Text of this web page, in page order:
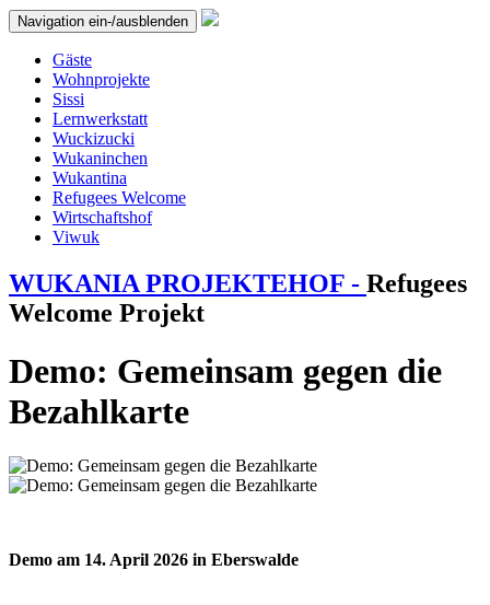
Navigation ein-/ausblenden
Gäste
Wohnprojekte
Sissi
Lernwerkstatt
Wuckizucki
Wukaninchen
Wukantina
Refugees Welcome
Wirtschaftshof
Viwuk
WUKANIA PROJEKTEHOF - Refugees
Welcome Projekt
Demo: Gemeinsam gegen die
Bezahlkarte
Demo am 14. April 2026 in Eberswalde